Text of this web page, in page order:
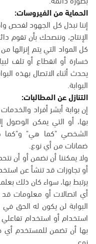
الحماية من الفيروسات:
إننا نبذل كل الجهود لفحص
الإنتاج، وننصحك بأن تقوم
كل المواد التي يتم إنزالها
خسارة أو انقطاع أو تلف
يحدث أثناء الاتصال بهذه
البوابة.
التنازل عن المطالبات:
إن بوابة أبشر أفراد
بها، أو التي يمكن الوصول
الشخصي "كما هي" و"كما
ضمانات من أي نوع.
ولا يمكننا أن نضمن أو أن
أو تجاوزات قد تنشأ عن
يرتبط بها، سواء كان ذلك
أي اتصالات أو معلومات
البوابة لن يكون له الحق
استخدام أو استخدام
بها أن تضمن للمستخدم أي
نوع.